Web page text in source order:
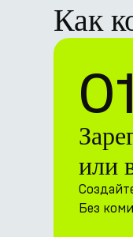
Как
01
или
Без